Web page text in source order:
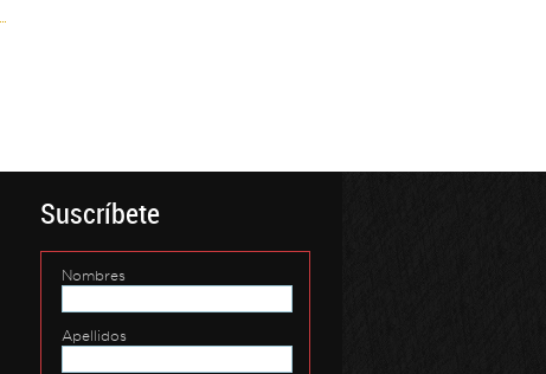
Suscríbete
Nombres
Apellidos